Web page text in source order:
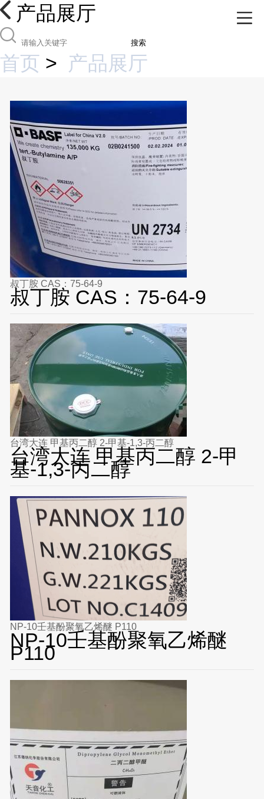
产品展厅
搜索
首页 > 产品展厅
叔丁胺 CAS：75-64-9
叔丁胺 CAS：75-64-9
台湾大连 甲基丙二醇 2-甲基-1,3-丙二醇
台湾大连 甲基丙二醇 2-甲
基-1,3-丙二醇
NP-10壬基酚聚氧乙烯醚 P110
NP-10壬基酚聚氧乙烯醚
P110